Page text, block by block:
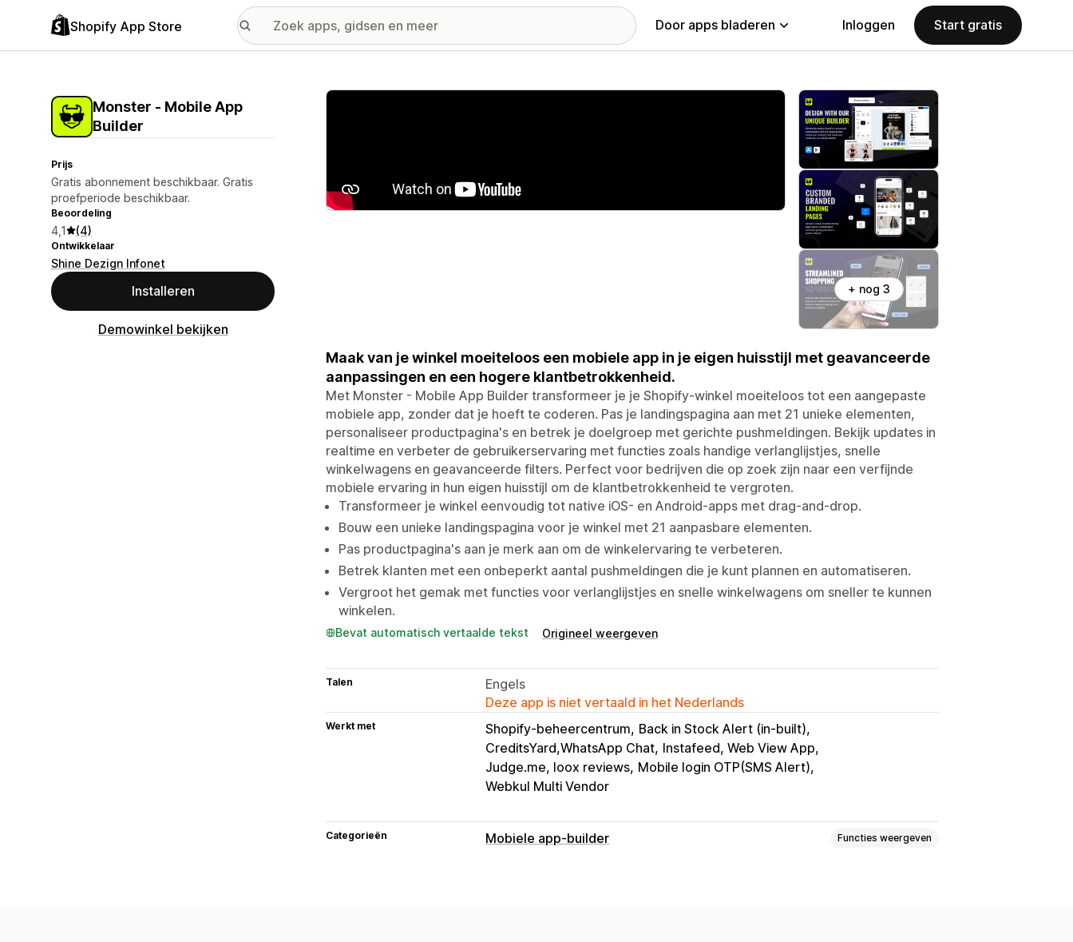
Shopify App Store Door apps bladeren Inloggen Start gratis
Monster ‑ Mobile App
Builder
Prijs
Gratis abonnement beschikbaar. Gratis
proefperiode beschikbaar.
Beoordeling
4,1 (4)
Ontwikkelaar
Shine Dezign Infonet
Installeren
Demowinkel bekijken
Galerij met uitgelichte afbeeldingen
+ nog 3
Maak van je winkel moeiteloos een mobiele app in je eigen huisstijl met geavanceerde
aanpassingen en een hogere klantbetrokkenheid.
Met Monster - Mobile App Builder transformeer je je Shopify-winkel moeiteloos tot een aangepaste
mobiele app, zonder dat je hoeft te coderen. Pas je landingspagina aan met 21 unieke elementen,
personaliseer productpagina's en betrek je doelgroep met gerichte pushmeldingen. Bekijk updates in
realtime en verbeter de gebruikerservaring met functies zoals handige verlanglijstjes, snelle
winkelwagens en geavanceerde filters. Perfect voor bedrijven die op zoek zijn naar een verfijnde
mobiele ervaring in hun eigen huisstijl om de klantbetrokkenheid te vergroten.
Transformeer je winkel eenvoudig tot native iOS- en Android-apps met drag-and-drop.
Bouw een unieke landingspagina voor je winkel met 21 aanpasbare elementen.
Pas productpagina's aan je merk aan om de winkelervaring te verbeteren.
Betrek klanten met een onbeperkt aantal pushmeldingen die je kunt plannen en automatiseren.
Vergroot het gemak met functies voor verlanglijstjes en snelle winkelwagens om sneller te kunnen
winkelen.
Bevat automatisch vertaalde tekst Origineel weergeven
Talen
Engels
Deze app is niet vertaald in het Nederlands
Werkt met Shopify-beheercentrum Back in Stock Alert (in-built)
CreditsYard,WhatsApp Chat Instafeed, Web View App
Judge.me, loox reviews Mobile login OTP(SMS Alert)
Webkul Multi Vendor
Categorieën Mobiele app-builder Functies weergeven